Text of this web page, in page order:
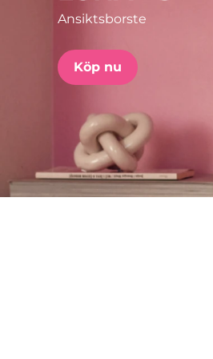
Ansiktsborste
Köp nu
issa™ Teeth Whitening Set
FAQ™ Dual LED Panel
POPULÄR